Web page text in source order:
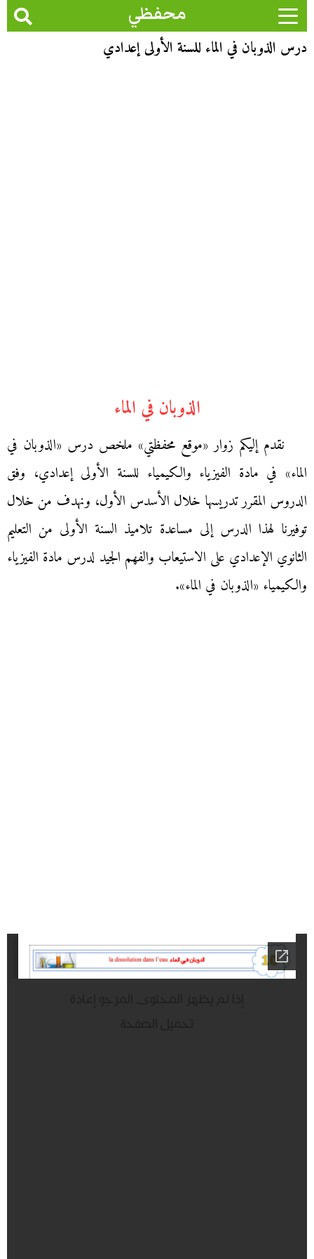
محفظي
درس الذوبان في الماء للسنة الأولى إعدادي
الذوبان في الماء
نقدم إليكم زوار «موقع محفظتي» ملخص درس «الذوبان في
الماء» في مادة الفيزياء والكيمياء للسنة الأولى إعدادي، وفق
الدروس المقرر تدريسها خلال الأسدس الأول، ونهدف من خلال
توفيرنا لهذا الدرس إلى مساعدة تلاميذ السنة الأولى من التعليم
الثانوي الإعدادي على الاستيعاب والفهم الجيد لدرس مادة الفيزياء
والكيمياء «الذوبان في الماء».